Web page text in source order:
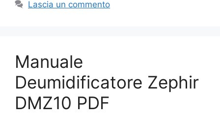
Lascia un commento
Manuale
Deumidificatore Zephir
DMZ10 PDF